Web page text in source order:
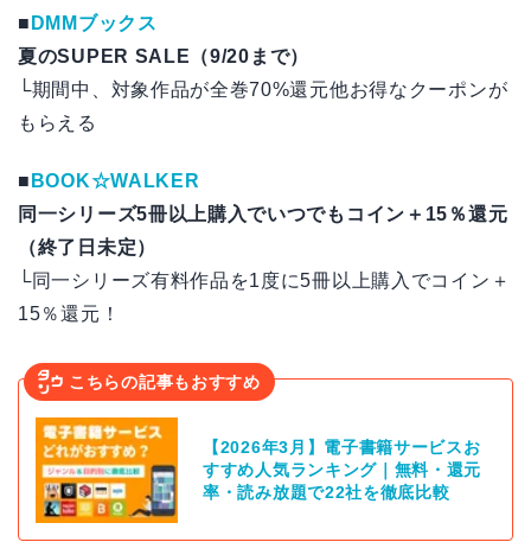
■ DMMブックス
夏のSUPER SALE（9/20まで）
└期間中、対象作品が全巻70%還元他お得なクーポンが
もらえる
■ BOOK☆WALKER
同一シリーズ5冊以上購入でいつでもコイン＋15％還元
（終了日未定）
└同一シリーズ有料作品を1度に5冊以上購入でコイン＋
15％還元！
こちらの記事もおすすめ
【2026年3月】電子書籍サービスお
すすめ人気ランキング｜無料・還元
率・読み放題で22社を徹底比較